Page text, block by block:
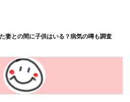
妻との間に子供はいる？病気の噂も調査